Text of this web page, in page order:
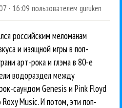
- 16:09 пользователем guruken
российским меломанам
и изящной игры в поп-
арт-рока и глэма в 80-е
водораздел между
саундом Genesis и Pink Floyd
Music. И потом, эти поп-